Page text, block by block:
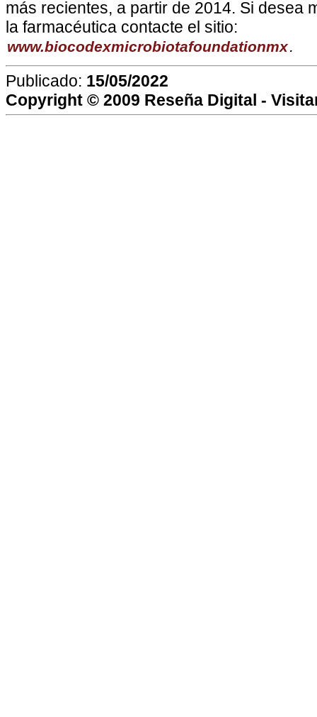
más recientes, a partir de 2014. Si desea
la farmacéutica contacte el sitio:
www.biocodexmicrobiotafoundationmx.
Publicado: 15/05/2022
Copyright © 2009 Reseña Digital -